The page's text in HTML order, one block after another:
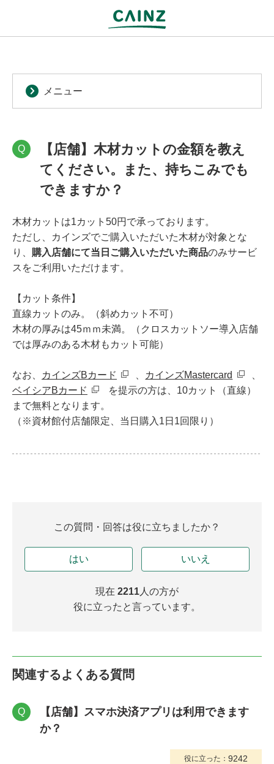
メニュー
Q
【店舗】木材カットの金額を教え
てください。また、持ちこみでも
できますか？
木材カットは1カット50円で承っております。
ただし、カインズでご購入いただいた木材が対象とな
り、 購入店舗にて当日ご購入いただいた商品のみサービ
スをご利用いただけます。
【カット条件】
直線カットのみ。（斜めカット不可）
木材の厚みは45ｍｍ未満。（クロスカットソー導入店舗
では厚みのある木材もカット可能）
なお、 カインズBカード カインズMastercard
ベイシアBカード
​​​​​​​ を提示の方は、10カット（直線）
まで無料となります。
（※資材館付店舗限定、当日購入1日1回限り）
この質問・回答は役に立ちましたか？
はい いいえ
現在 2211 人の方が
役に立ったと言っています。
関連するよくある質問
Q
【店舗】スマホ決済アプリは利用できます
か？
役に立った： 9242